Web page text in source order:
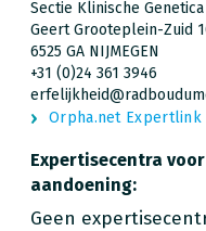
Sectie Klinische Genetica
Geert Grooteplein-Zuid
6525 GA NIJMEGEN
+31 (0)24 361 3946
Orpha.net Expertlink
Expertisecentra
aandoening:
Geen